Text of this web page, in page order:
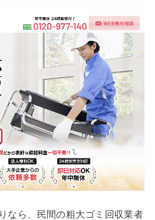
なら、民間の粗大ゴミ回収業者